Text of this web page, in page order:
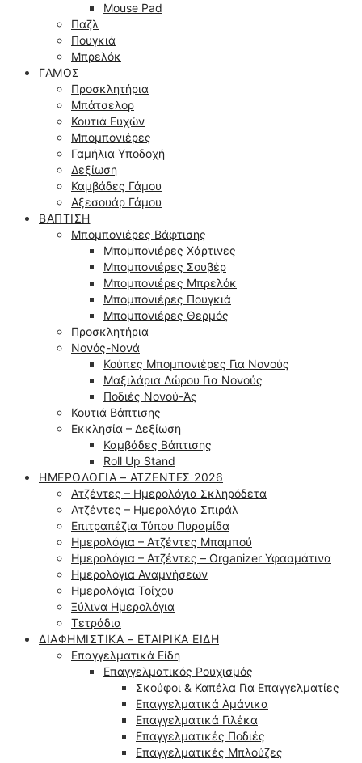
Mouse Pad
Παζλ
Πουγκιά
Μπρελόκ
ΓΆΜΟΣ
Προσκλητήρια
Μπάτσελορ
Κουτιά Ευχών
Μπομπονιέρες
Γαμήλια Υποδοχή
Δεξίωση
Καμβάδες Γάμου
Αξεσουάρ Γάμου
ΒΆΠΤΙΣΗ
Μπομπονιέρες Βάφτισης
Μπομπονιέρες Χάρτινες
Μπομπονιέρες Σουβέρ
Μπομπονιέρες Μπρελόκ
Μπομπονιέρες Πουγκιά
Μπομπονιέρες Θερμός
Προσκλητήρια
Νονός-Νονά
Κούπες Μπομπονιέρες Για Νονούς
Μαξιλάρια Δώρου Για Νονούς
Ποδιές Νονού-Άς
Κουτιά Βάπτισης
Εκκλησία – Δεξίωση
Καμβάδες Βάπτισης
Roll Up Stand
ΗΜΕΡΟΛΌΓΙΑ – ΑΤΖΈΝΤΕΣ 2026
Ατζέντες – Ημερολόγια Σκληρόδετα
Ατζέντες – Ημερολόγια Σπιράλ
Επιτραπέζια Τύπου Πυραμίδα
Ημερολόγια – Ατζέντες Μπαμπού
Ημερολόγια – Ατζέντες – Organizer Υφασμάτινα
Ημερολόγια Αναμνήσεων
Ημερολόγια Τοίχου
Ξύλινα Ημερολόγια
Τετράδια
ΔΙΑΦΗΜΙΣΤΙΚΆ – ΕΤΑΙΡΙΚΆ ΕΊΔΗ
Επαγγελματικά Είδη
Επαγγελματικός Ρουχισμός
Σκούφοι & Καπέλα Για Επαγγελματίες
Επαγγελματικά Αμάνικα
Επαγγελματικά Γιλέκα
Επαγγελματικές Ποδιές
Επαγγελματικές Μπλούζες